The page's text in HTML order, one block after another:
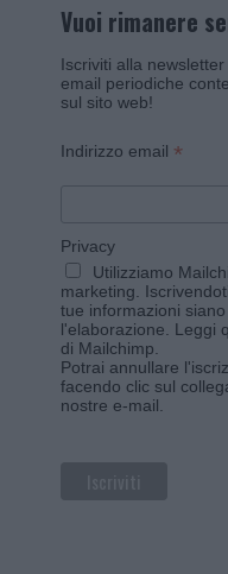
Vuoi rimanere
Iscriviti alla
email periodiche
sul sito web!
Indirizzo email *
Privacy
Utilizziamo
marketing.
tue informazioni
l'elaborazione. Leggi
di Mailchimp
Potrai annullare
facendo clic sul
nostre e-mail.